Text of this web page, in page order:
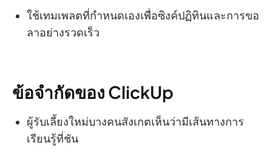
ใช้เทมเพลตที่กำหนดเองเพื่อซิงค์ปฏิทินและการขอ
ลาอย่างรวดเร็ว
ข้อจำกัดของ ClickUp
ผู้รับเลี้ยงใหม่บางคนสังเกตเห็นว่ามีเส้นทางการ
เรียนรู้ที่ชัน